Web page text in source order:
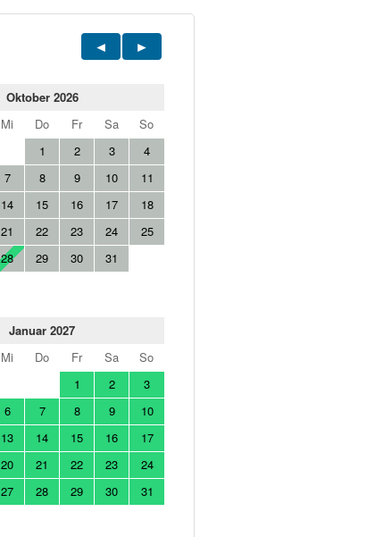
Oktober 2026
Mi Do Fr Sa
So
1
2 3
4
7 8 9 10
11
14 15 16 17
18
21 22 23 24
25
28 29 30 31
Januar 2027
Mi Do Fr Sa
So
1
2
3
6 7 8 9
10
13 14 15 16
17
20 21 22 23
24
27 28 29 30 31